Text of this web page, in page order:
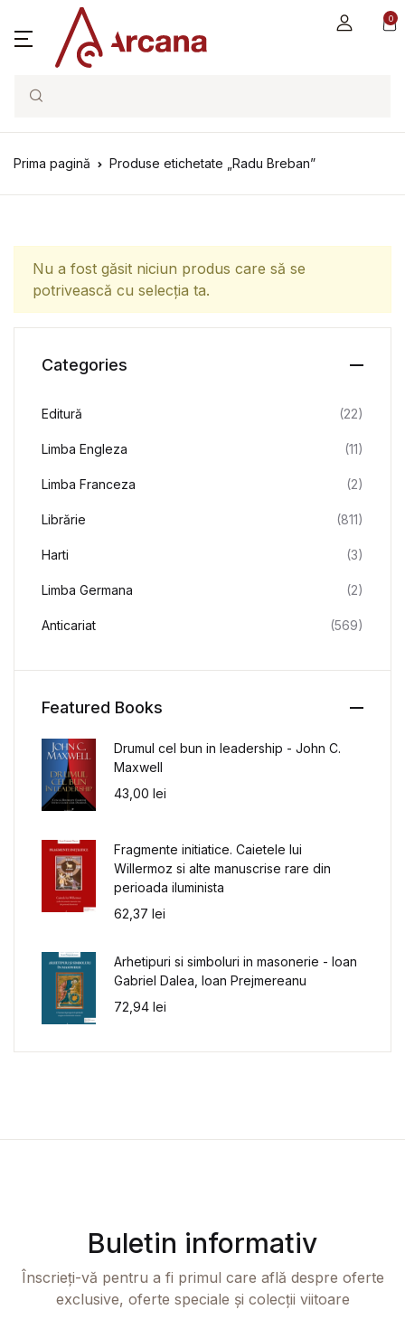
0
Search
Prima pagină Produse etichetate „Radu Breban”
Nu a fost găsit niciun produs care să se
potrivească cu selecția ta.
Categories
Editură (22)
Limba Engleza (11)
Limba Franceza (2)
Librărie (811)
Harti (3)
Limba Germana (2)
Anticariat (569)
Featured Books
Drumul cel bun in leadership - John C.
Maxwell
43,00 lei
Fragmente initiatice. Caietele lui
Willermoz si alte manuscrise rare din
perioada iluminista
62,37 lei
Arhetipuri si simboluri in masonerie - Ioan
Gabriel Dalea, Ioan Prejmereanu
72,94 lei
Buletin informativ
Înscrieți-vă pentru a fi primul care află despre oferte
exclusive, oferte speciale și colecții viitoare